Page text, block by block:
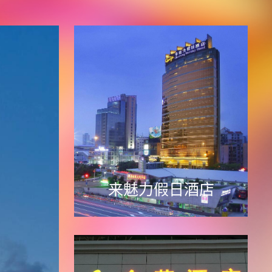
来魅力假日酒店